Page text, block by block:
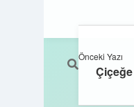
Önceki Yazı